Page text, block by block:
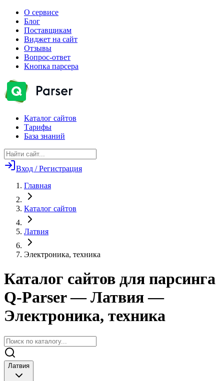
О сервисе
Блог
Поставщикам
Виджет на сайт
Отзывы
Вопрос-ответ
Кнопка парсера
Каталог сайтов
Тарифы
База знаний
Вход / Регистрация
Главная
Каталог сайтов
Латвия
Электроника, техника
Каталог сайтов для парсинга
Q-Parser— Латвия —
Электроника, техника
Латвия